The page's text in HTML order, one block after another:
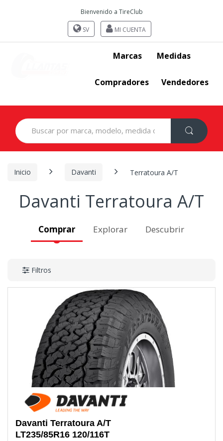
Bienvenido a TireClub
SV MI CUENTA
Marcas Medidas
Compradores Vendedores
Search
for:
Inicio Davanti Terratoura A/T
Davanti Terratoura A/T
Comprar Explorar Descubrir
Filtros
Davanti Terratoura A/T
LT235/85R16 120/116T